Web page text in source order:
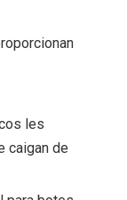
les
caigan de